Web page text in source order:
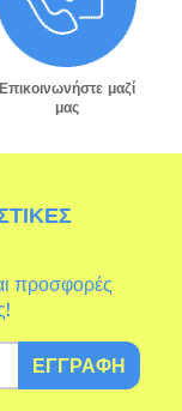
Επικοινωνήστε μαζί
μας
προσφορές
ΕΓΓΡΑΦΉ